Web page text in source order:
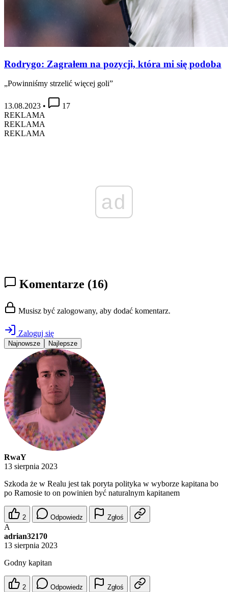
Rodrygo: Zagrałem na pozycji, która mi się podoba
„Powinniśmy strzelić więcej goli”
13.08.2023 •
17
REKLAMA
REKLAMA
REKLAMA
ad
Komentarze (16)
Musisz być zalogowany, aby dodać komentarz.
Zaloguj się
Najnowsze Najlepsze
RwaY
13 sierpnia 2023
Szkoda że w Realu jest tak poryta polityka w wyborze kapitana bo
po Ramosie to on powinien być naturalnym kapitanem
2 Odpowiedz Zgłoś
A
adrian32170
13 sierpnia 2023
Godny kapitan
2 Odpowiedz Zgłoś